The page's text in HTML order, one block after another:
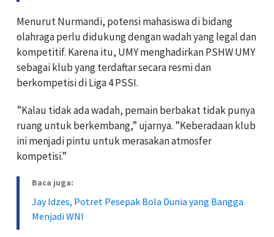
Menurut Nurmandi, potensi mahasiswa di bidang
olahraga perlu didukung dengan wadah yang legal dan
kompetitif. Karena itu, UMY menghadirkan PSHW UMY
sebagai klub yang terdaftar secara resmi dan
berkompetisi di Liga 4 PSSI.
”Kalau tidak ada wadah, pemain berbakat tidak punya
ruang untuk berkembang,” ujarnya. ”Keberadaan klub
ini menjadi pintu untuk merasakan atmosfer
kompetisi.”
Baca juga:
Jay Idzes, Potret Pesepak Bola Dunia yang Bangga
Menjadi WNI